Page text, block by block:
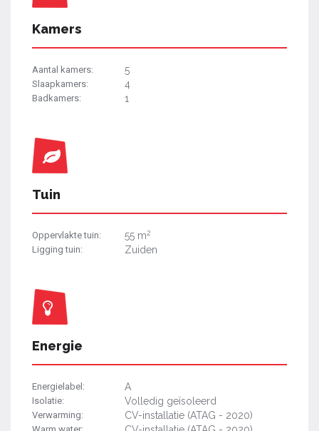
Kamers
Aantal kamers: 5
Slaapkamers: 4
Badkamers: 1
Tuin
Oppervlakte tuin: 55 m2
Ligging tuin: Zuiden
Energie
Energielabel: A
Isolatie: Volledig geïsoleerd
Verwarming: CV-installatie (ATAG - 2020)